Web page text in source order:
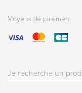
Moyens de paiement
Résultat(s)